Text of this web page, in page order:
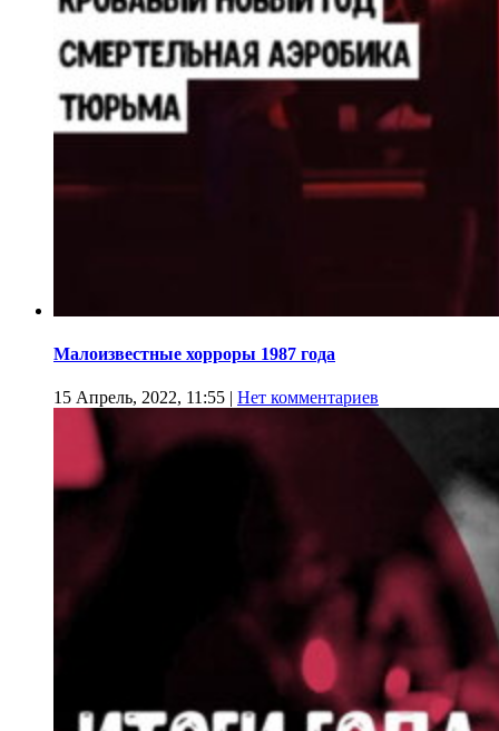
Малоизвестные хорроры 1987 года
15 Апрель, 2022, 11:55 | Нет комментариев